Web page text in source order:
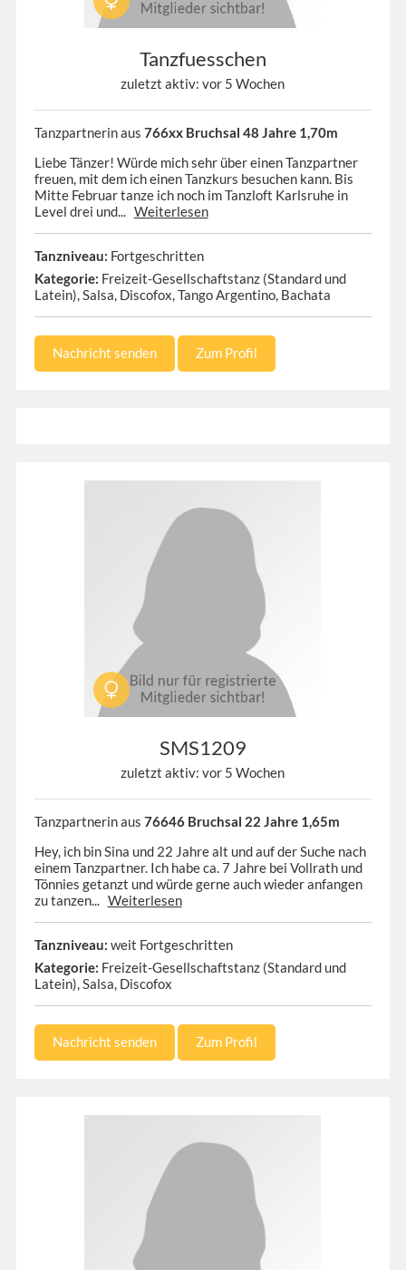
Tanzfuesschen
zuletzt aktiv: vor 5 Wochen
Tanzpartnerin aus 766xx Bruchsal 48 Jahre 1,70m
Liebe Tänzer! Würde mich sehr über einen Tanzpartner
freuen, mit dem ich einen Tanzkurs besuchen kann. Bis
Mitte Februar tanze ich noch im Tanzloft Karlsruhe in
Level drei und... Weiterlesen
Tanzniveau: Fortgeschritten
Kategorie: Freizeit-Gesellschaftstanz (Standard und
Latein), Salsa, Discofox, Tango Argentino, Bachata
Nachricht senden Zum Profil
SMS1209
zuletzt aktiv: vor 5 Wochen
Tanzpartnerin aus 76646 Bruchsal 22 Jahre 1,65m
Hey, ich bin Sina und 22 Jahre alt und auf der Suche nach
einem Tanzpartner. Ich habe ca. 7 Jahre bei Vollrath und
Tönnies getanzt und würde gerne auch wieder anfangen
zu tanzen... Weiterlesen
Tanzniveau: weit Fortgeschritten
Kategorie: Freizeit-Gesellschaftstanz (Standard und
Latein), Salsa, Discofox
Nachricht senden Zum Profil